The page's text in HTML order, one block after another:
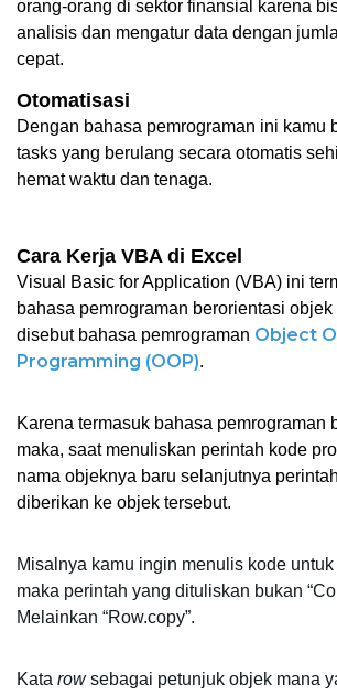
orang-orang di sektor finansial karena
analisis dan mengatur data dengan
cepat.
Otomatisasi
Dengan bahasa pemrograman ini kamu
tasks yang berulang secara otomatis
hemat waktu dan tenaga.
Cara Kerja VBA di Excel
Visual Basic for Application (VBA) ini
bahasa pemrograman berorientasi
disebut bahasa pemrograman Object
Programming (OOP).
Karena termasuk bahasa pemrograman
maka, saat menuliskan perintah kode
nama objeknya baru selanjutnya
diberikan ke objek tersebut.
Misalnya kamu ingin menulis kode untuk
maka perintah yang dituliskan bukan
Melainkan “Row.copy”.
Kata row sebagai petunjuk objek mana